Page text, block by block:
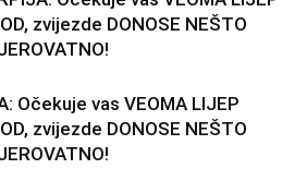
zvijezde DONOSE NEŠTO
Očekuje vas VEOMA LIJEP
zvijezde DONOSE NEŠTO